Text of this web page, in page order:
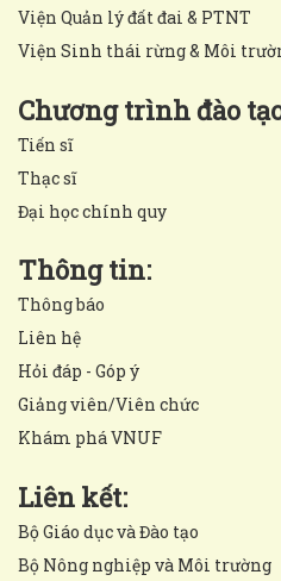
Viện Quản lý đất đai & PTNT
Viện Sinh thái rừng & Môi
Chương trình đào
Tiến sĩ
Thạc sĩ
Đại học chính quy
Thông tin:
Thông báo
Liên hệ
Hỏi đáp - Góp ý
Giảng viên/Viên chức
Khám phá VNUF
Liên kết:
Bộ Giáo dục và Đào tạo
Bộ Nông nghiệp và Môi trường